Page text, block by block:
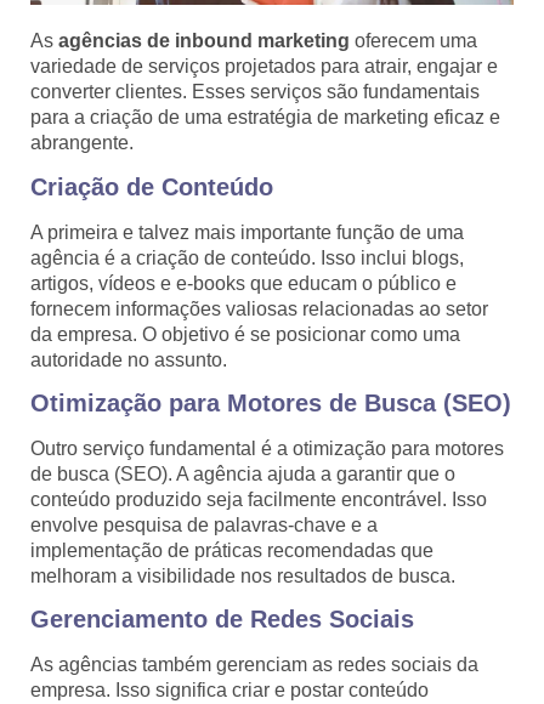
As agências de inbound marketing oferecem uma
variedade de serviços projetados para atrair, engajar e
converter clientes. Esses serviços são fundamentais
para a criação de uma estratégia de marketing eficaz e
abrangente.
Criação de Conteúdo
A primeira e talvez mais importante função de uma
agência é a criação de conteúdo. Isso inclui blogs,
artigos, vídeos e e-books que educam o público e
fornecem informações valiosas relacionadas ao setor
da empresa. O objetivo é se posicionar como uma
autoridade no assunto.
Otimização para Motores de Busca (SEO)
Outro serviço fundamental é a otimização para motores
de busca (SEO). A agência ajuda a garantir que o
conteúdo produzido seja facilmente encontrável. Isso
envolve pesquisa de palavras-chave e a
implementação de práticas recomendadas que
melhoram a visibilidade nos resultados de busca.
Gerenciamento de Redes Sociais
As agências também gerenciam as redes sociais da
empresa. Isso significa criar e postar conteúdo